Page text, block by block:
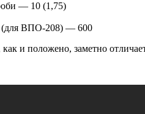
— 10 (1,75)
(для ВПО-208) — 600
как и положено, заметно